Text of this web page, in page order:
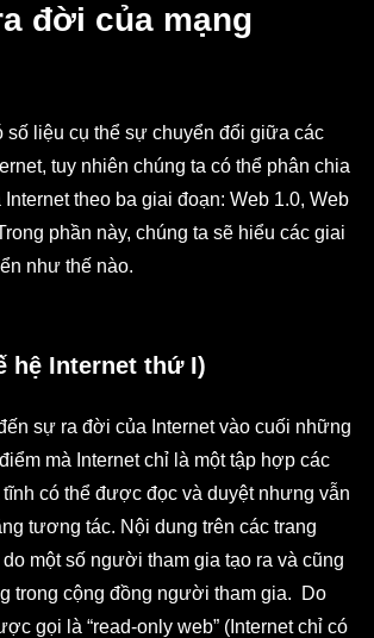
đời của mạng
số liệu cụ thể sự chuyển đổi giữa các
tuy nhiên chúng ta có thể phân chia
theo ba giai đoạn: Web 1.0, Web
phần này, chúng ta sẽ hiểu các giai
như thế nào.
hệ Internet thứ I)
sự ra đời của Internet vào cuối những
mà Internet chỉ là một tập hợp các
có thể được đọc và duyệt nhưng vẫn
tương tác. Nội dung trên các trang
một số người tham gia tạo ra và cũng
trong cộng đồng người tham gia. Do
gọi là “read-only web” (Internet chỉ có